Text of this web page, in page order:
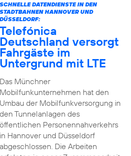
SCHNELLE DATENDIENSTE IN DEN
STADTBAHNEN HANNOVER UND
DÜSSELDORF:
Telefónica
Deutschland versorgt
Fahrgäste im
Untergrund mit LTE
Das Münchner
Mobilfunkunternehmen hat den
Umbau der Mobilfunkversorgung in
den Tunnelanlagen des
öffentlichen Personennahverkehrs
in Hannover und Düsseldorf
abgeschlossen. Die Arbeiten